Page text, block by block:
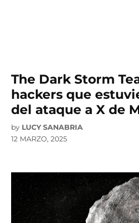
The Dark Storm
hackers que
del ataque a X de
by LUCY SANABRIA
12 MARZO, 2025